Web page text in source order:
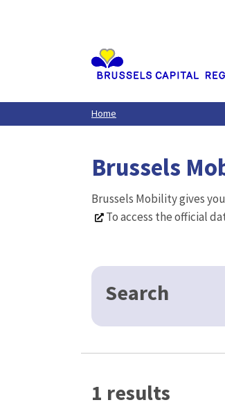
Home
Brussels
Brussels Mobility gives
To access the official
Search
1 results